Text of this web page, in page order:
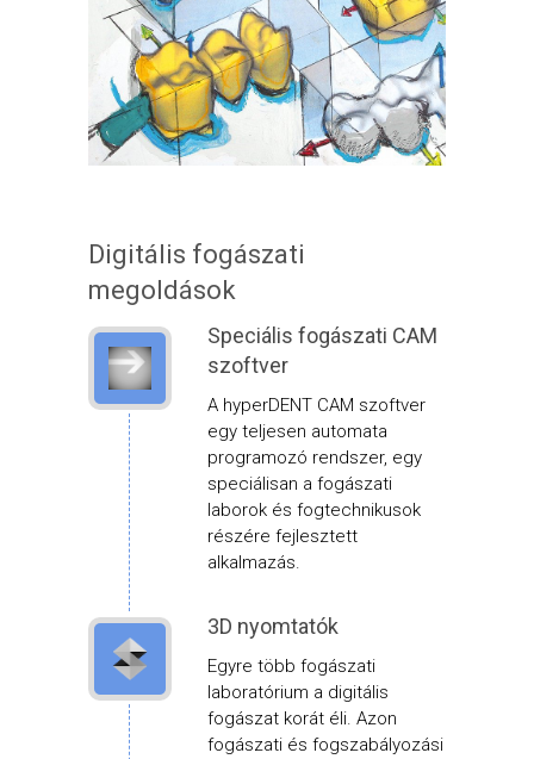
Digitális fogászati
megoldások
Speciális fogászati CAM
szoftver
A hyperDENT CAM szoftver
egy teljesen automata
programozó rendszer, egy
speciálisan a fogászati
laborok és fogtechnikusok
részére fejlesztett
alkalmazás.
3D nyomtatók
Egyre több fogászati
laboratórium a digitális
fogászat korát éli. Azon
fogászati és fogszabályozási